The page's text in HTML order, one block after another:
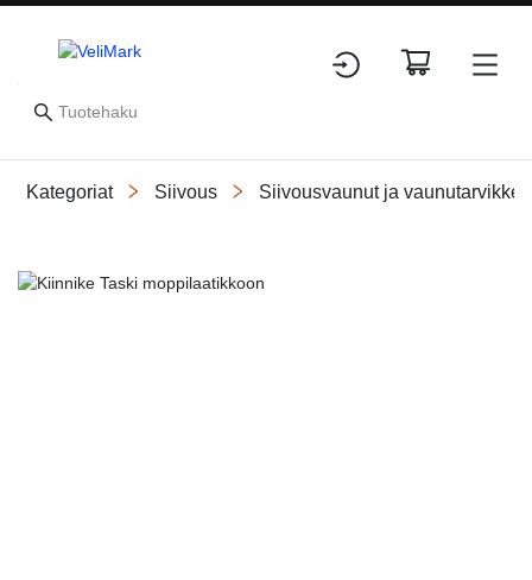
Kategoriat Siivous Siivousvaunut ja
Slide 1 of 1